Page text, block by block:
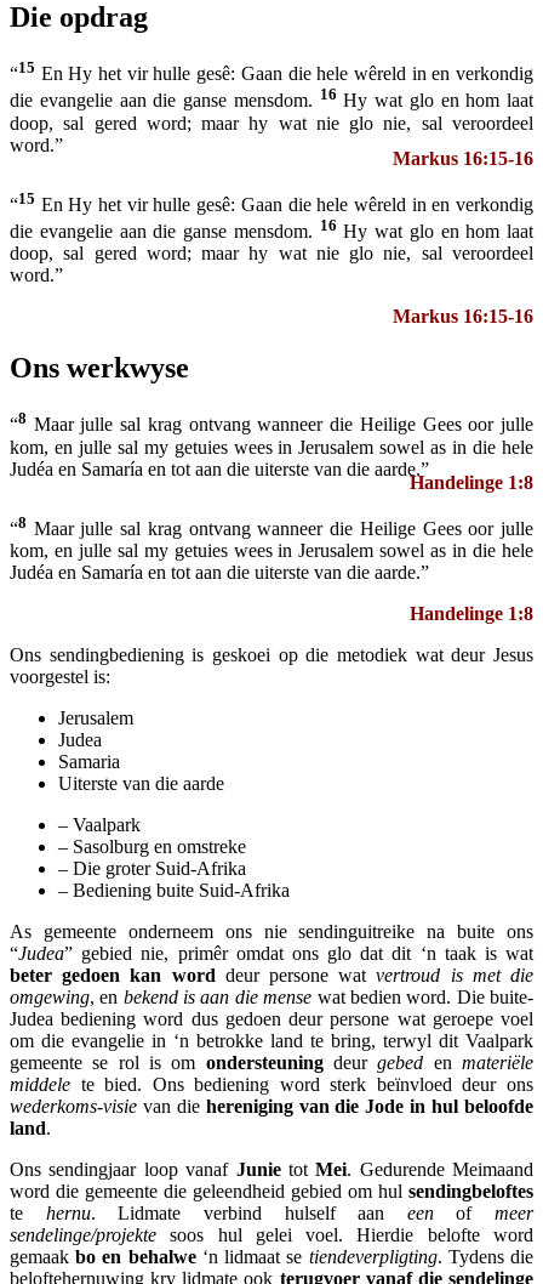
Die opdrag
“15 En Hy het vir hulle gesê: Gaan die hele wêreld in en verkondig
die evangelie aan die ganse mensdom. 16 Hy wat glo en hom laat
doop, sal gered word; maar hy wat nie glo nie, sal veroordeel
word.”
Markus 16:15-16
“15 En Hy het vir hulle gesê: Gaan die hele wêreld in en verkondig
die evangelie aan die ganse mensdom. 16 Hy wat glo en hom laat
doop, sal gered word; maar hy wat nie glo nie, sal veroordeel
word.”
Markus 16:15-16
Ons werkwyse
“8 Maar julle sal krag ontvang wanneer die Heilige Gees oor julle
kom, en julle sal my getuies wees in Jerusalem sowel as in die hele
Judéa en Samaría en tot aan die uiterste van die aarde.”
Handelinge 1:8
“8 Maar julle sal krag ontvang wanneer die Heilige Gees oor julle
kom, en julle sal my getuies wees in Jerusalem sowel as in die hele
Judéa en Samaría en tot aan die uiterste van die aarde.”
Handelinge 1:8
Ons sendingbediening is geskoei op die metodiek wat deur Jesus
voorgestel is:
Jerusalem
Judea
Samaria
Uiterste van die aarde
– Vaalpark
– Sasolburg en omstreke
– Die groter Suid-Afrika
– Bediening buite Suid-Afrika
As gemeente onderneem ons nie sendinguitreike na buite ons
“Judea” gebied nie, primêr omdat ons glo dat dit ‘n taak is wat
beter gedoen kan word deur persone watvertroud is met die
omgewing, en bekend is aan die mense wat bedien word. Die buite-
Judea bediening word dus gedoen deur persone wat geroepe voel
om die evangelie in ‘n betrokke land te bring, terwyl dit Vaalpark
gemeente se rol is om ondersteuningdeurgebed enmateriële
middele te bied. Ons bediening word sterk beïnvloed deur ons
wederkoms-visie van die hereniging van die Jode in hul beloofde
land.
Ons sendingjaar loop vanaf JunietotMei. Gedurende Meimaand
word die gemeente die geleendheid gebied om hul sendingbeloftes
te hernu. Lidmate verbind hulself aan eenof meer
sendelinge/projekte soos hul gelei voel. Hierdie belofte word
gemaakbo en behalwe‘n lidmaat se tiendeverpligting. Tydens die
beloftehernuwing kry lidmate ook terugvoer vanaf die sendelinge